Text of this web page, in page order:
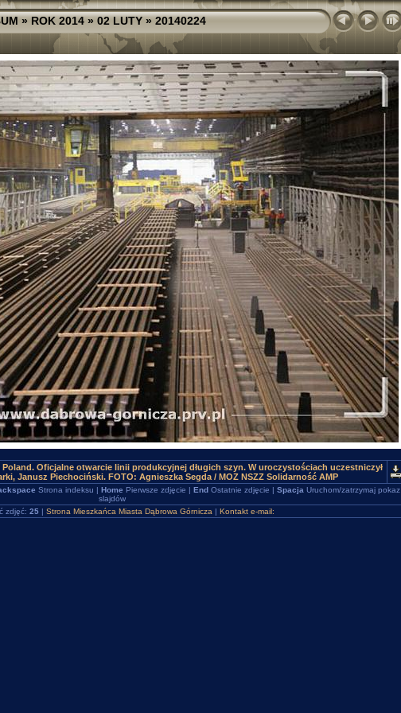
»ROK 2014»02 LUTY»20140224
Poland. Oficjalne otwarcie linii produkcyjnej długich szyn. W uroczystościach uczestniczył
Janusz Piechociński. FOTO: Agnieszka Segda / MOZ NSZZ Solidarność AMP
Strona indeksu | Home Pierwsze zdjęcie | EndOstatnie zdjęcie | Spacja Uruchom/zatrzymaj pokaz
slajdów
zdjęć: 25 | Strona Mieszkańca Miasta Dąbrowa Górnicza | Kontakt e-mail: